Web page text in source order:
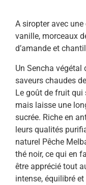
A siropter avec
vanille, morceaux
d’amande et
Un Sencha
saveurs chaudes
Le goût de fruit qui
mais laisse une
sucrée. Riche en
leurs qualités
naturel Pêche
thé noir, ce qui en
être apprécié tout
intense, équilibré